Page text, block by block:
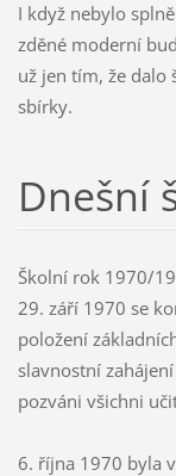
I když nebylo
zděné moderní
už jen tím, že dalo
sbírky.
Dnešní
Školní rok 1970/
29. září 1970 se
položení
slavnostní
pozváni všichni
6. října 1970 byla